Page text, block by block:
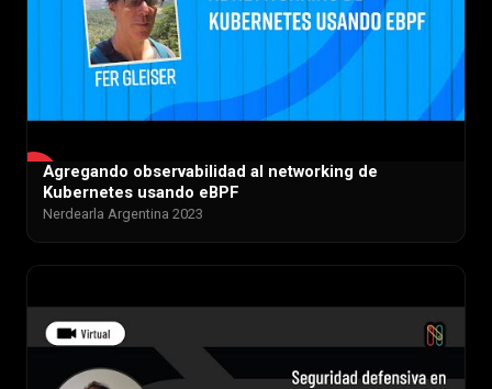
Agregando observabilidad al networking de
Kubernetes usando eBPF
Nerdearla Argentina 2023